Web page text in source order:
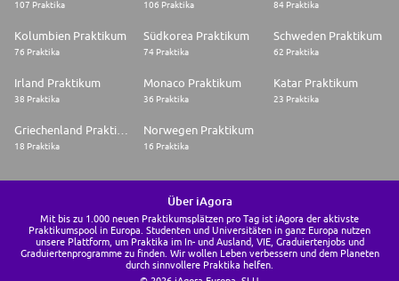
107 Praktika 106 Praktika 84 Praktika
Kolumbien Praktikum
76 Praktika
Südkorea Praktikum
74 Praktika
Schweden Praktikum
62 Praktika
Irland Praktikum
38 Praktika
Monaco Praktikum
36 Praktika
Katar Praktikum
23 Praktika
18 Praktika
Norwegen Praktikum
16 Praktika
Über iAgora
Mit bis zu 1.000 neuen Praktikumsplätzen pro Tag ist iAgora der aktivste
Praktikumspool in Europa. Studenten und Universitäten in ganz Europa nutzen
unsere Plattform, um Praktika im In- und Ausland, VIE, Graduiertenjobs und
Graduiertenprogramme zu finden. Wir wollen Leben verbessern und dem Planeten
durch sinnvollere Praktika helfen.